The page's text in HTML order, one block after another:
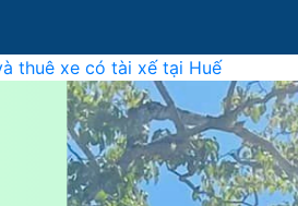
thuê xe có tài xế tại Huế